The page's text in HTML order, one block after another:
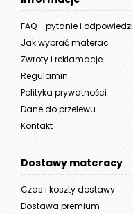
FAQ - pytanie i odpowiedzi
Jak wybrać materac
Zwroty i reklamacje
Regulamin
Polityka prywatności
Dane do przelewu
Kontakt
Dostawy materacy
Czas i koszty dostawy
Dostawa premium